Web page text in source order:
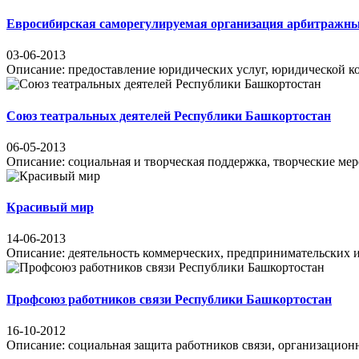
Ев­ро­си­бир­ская са­мо­ре­гу­ли­ру­е­мая ор­га­ни­за­ция
03-06-2013
Описание: предоставление юридических услуг, юридической
Союз театральных деятелей Республики Башкортостан
06-05-2013
Описание: социальная и творческая поддержка, творческие
Красивый мир
14-06-2013
Описание: деятельность коммерческих,
Профсоюз работников связи Республики Башкортостан
16-10-2012
Описание: социальная защита работников связи,